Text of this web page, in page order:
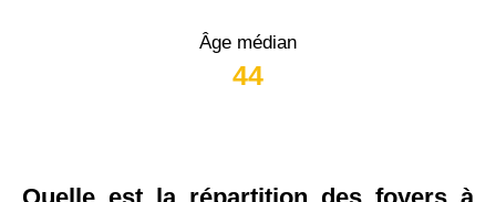
Âge médian
44
Quelle est la répartition des foyers à